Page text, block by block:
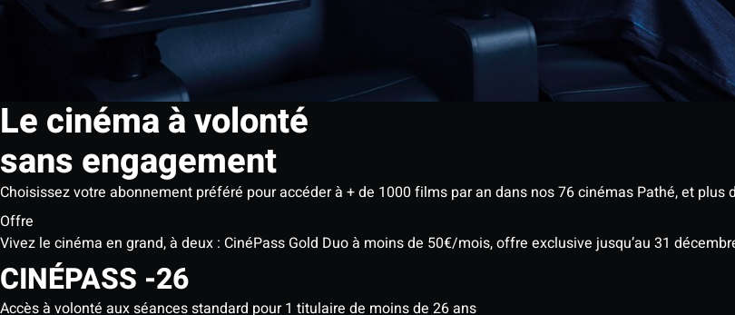
Le cinéma à volonté
sans engagement
Choisissez votre abonnement préféré pour accéder à + de 1000 films par an dans nos 76 cinémas Pathé, et
Offre
Vivez le cinéma en grand, à deux : CinéPass Gold Duo à moins de 50€/mois, offre exclusive jusqu’au 31
CINÉPASS -26
Accès à volonté aux séances standard pour 1 titulaire de moins de 26 ans